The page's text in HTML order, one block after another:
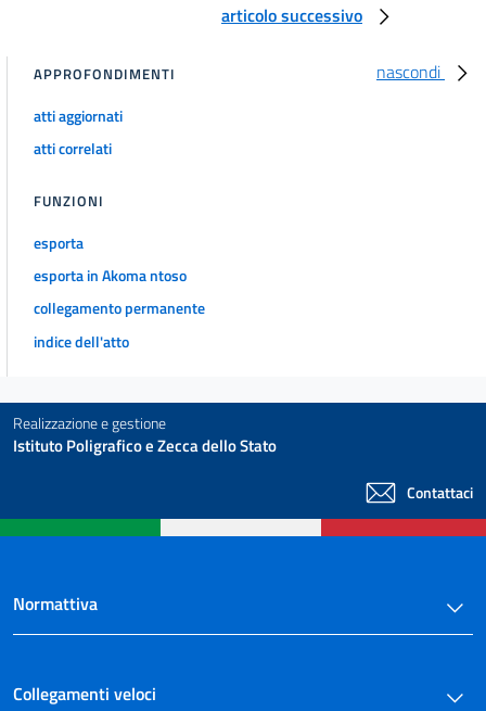
articolo successivo
nascondi
APPROFONDIMENTI
atti aggiornati
atti correlati
FUNZIONI
esporta
esporta in Akoma ntoso
collegamento permanente
indice dell'atto
Realizzazione e gestione
Istituto Poligrafico e Zecca dello Stato
Contattaci
Normattiva
Collegamenti veloci